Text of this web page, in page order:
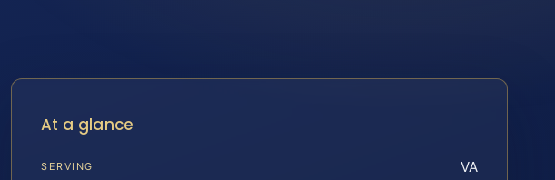
At a glance
SERVING VA